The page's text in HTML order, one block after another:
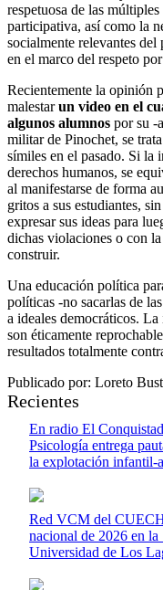
respetuosa de las
participativa, así como la
socialmente relevantes
en el marco del respeto
Recientemente la opinión
malestarun video en el
algunos alumnos por su -
militar de Pinochet, se
símiles en el pasado. Si la
derechos humanos, se
al manifestarse de forma
gritos a sus estudiantes,
expresar sus ideas para
dichas violaciones o con
construir.
Una educación política
políticas -no sacarlas de
a ideales democráticos.
son éticamente
resultados totalmente
Publicado por: Loreto
Recientes
En radio El
Psicología entrega
la explotación infantil-
Red VCM del
nacional de 2026 en la
Universidad de Los